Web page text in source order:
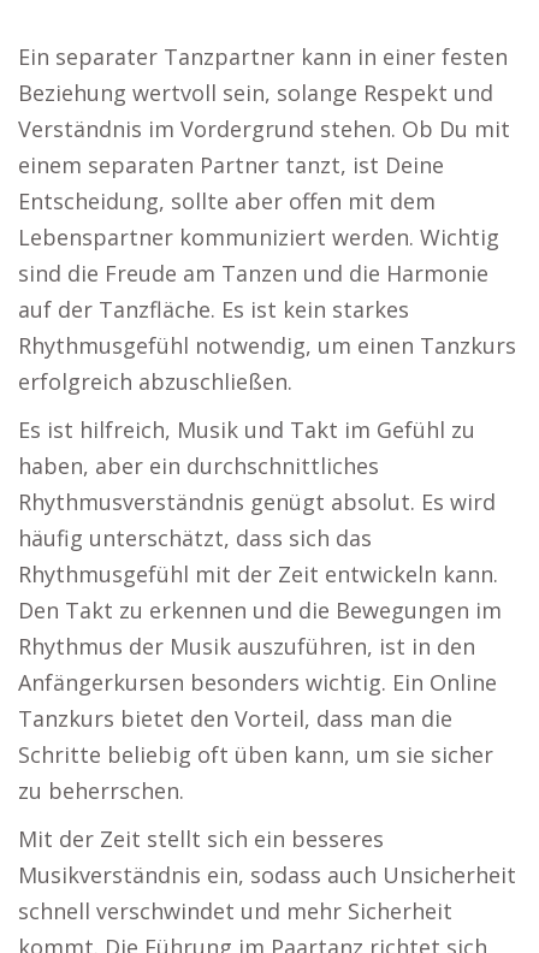
Ein separater Tanzpartner kann in einer festen
Beziehung wertvoll sein, solange Respekt und
Verständnis im Vordergrund stehen. Ob Du mit
einem separaten Partner tanzt, ist Deine
Entscheidung, sollte aber offen mit dem
Lebenspartner kommuniziert werden. Wichtig
sind die Freude am Tanzen und die Harmonie
auf der Tanzfläche. Es ist kein starkes
Rhythmusgefühl notwendig, um einen Tanzkurs
erfolgreich abzuschließen.
Es ist hilfreich, Musik und Takt im Gefühl zu
haben, aber ein durchschnittliches
Rhythmusverständnis genügt absolut. Es wird
häufig unterschätzt, dass sich das
Rhythmusgefühl mit der Zeit entwickeln kann.
Den Takt zu erkennen und die Bewegungen im
Rhythmus der Musik auszuführen, ist in den
Anfängerkursen besonders wichtig. Ein Online
Tanzkurs bietet den Vorteil, dass man die
Schritte beliebig oft üben kann, um sie sicher
zu beherrschen.
Mit der Zeit stellt sich ein besseres
Musikverständnis ein, sodass auch Unsicherheit
schnell verschwindet und mehr Sicherheit
kommt. Die Führung im Paartanz richtet sich